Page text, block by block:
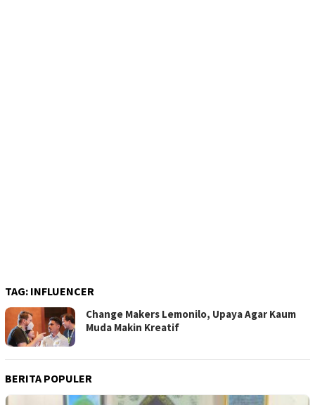
TAG: INFLUENCER
Change Makers Lemonilo, Upaya Agar Kaum
Muda Makin Kreatif
BERITA POPULER